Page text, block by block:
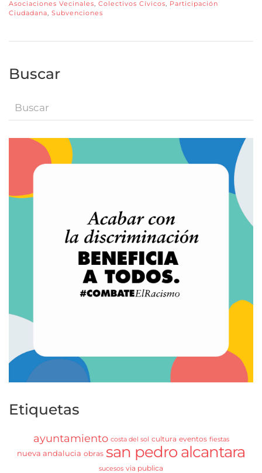
Asociaciones Vecinales, Colectivos Cívicos, Participación
Ciudadana, Subvenciones
Buscar
Etiquetas
ayuntamiento costa del sol cultura eventos fiestas
nueva andalucia obras san pedro alcantara
sucesos via publica